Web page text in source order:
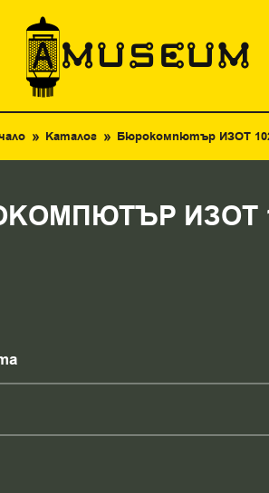
Каталог Бюрокомпютър ИЗОТ
ИЗОТ